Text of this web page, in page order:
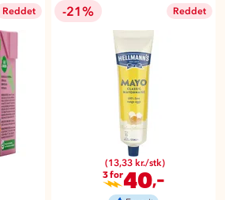
Reddet -21% Reddet
(13,33 kr./stk)
3 for40,-